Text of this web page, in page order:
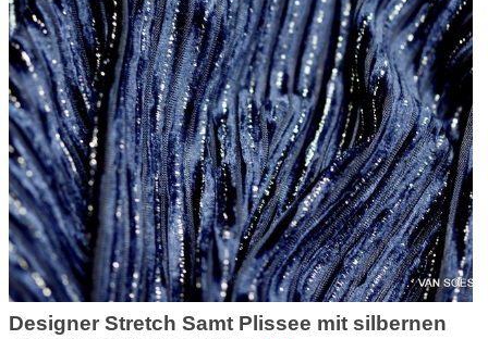
Designer Stretch Samt Plissee mit silbernen